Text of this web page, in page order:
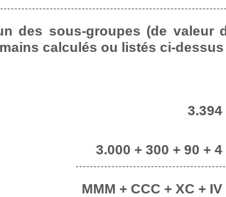
des sous-groupes (de valeur
calculés ou listés ci-dessus
3.394
3.000 + 300 + 90 + 4
MMM + CCC + XC + IV